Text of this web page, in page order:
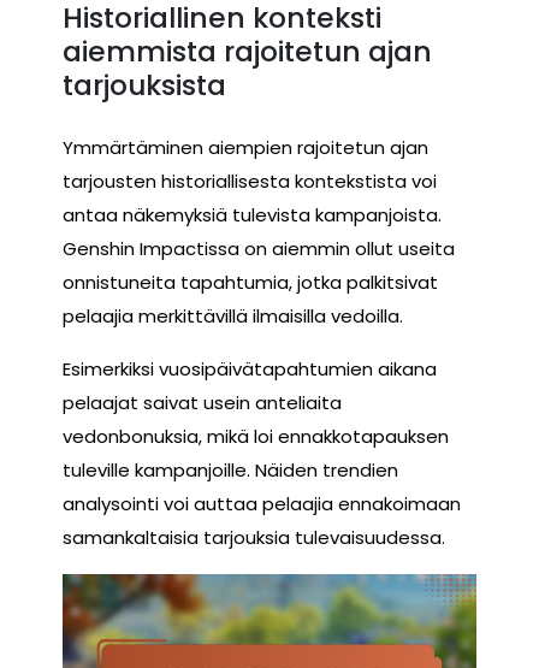
Historiallinen konteksti
aiemmista rajoitetun ajan
tarjouksista
Ymmärtäminen aiempien rajoitetun ajan
tarjousten historiallisesta kontekstista voi
antaa näkemyksiä tulevista kampanjoista.
Genshin Impactissa on aiemmin ollut useita
onnistuneita tapahtumia, jotka palkitsivat
pelaajia merkittävillä ilmaisilla vedoilla.
Esimerkiksi vuosipäivätapahtumien aikana
pelaajat saivat usein anteliaita
vedonbonuksia, mikä loi ennakkotapauksen
tuleville kampanjoille. Näiden trendien
analysointi voi auttaa pelaajia ennakoimaan
samankaltaisia tarjouksia tulevaisuudessa.